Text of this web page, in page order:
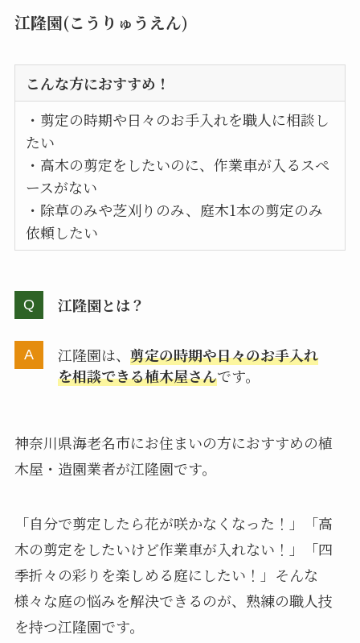
江隆園(こうりゅうえん)
こんな方におすすめ！
・剪定の時期や日々のお手入れを職人に相談し
たい
・高木の剪定をしたいのに、作業車が入るスペ
ースがない
・除草のみや芝刈りのみ、庭木1本の剪定のみ
依頼したい
江隆園とは？
江隆園は、 剪定の時期や日々のお手入れ
を相談できる植木屋さんです。
神奈川県海老名市にお住まいの方におすすめの植
木屋・造園業者が江隆園です。
「自分で剪定したら花が咲かなくなった！」「高
木の剪定をしたいけど作業車が入れない！」「四
季折々の彩りを楽しめる庭にしたい！」そんな
様々な庭の悩みを解決できるのが、熟練の職人技
を持つ江隆園です。